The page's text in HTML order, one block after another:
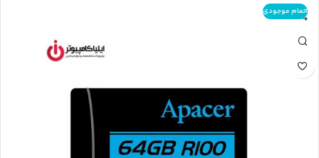
اتمام موجودی